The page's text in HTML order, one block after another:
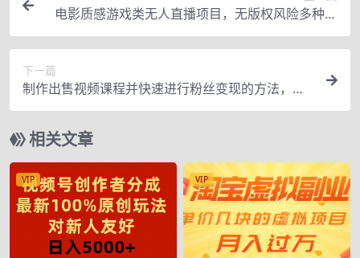
电影质感游戏类无人直播项目，无版权风险多种盈
利方式
下一篇
制作出售视频课程并快速进行粉丝变现的方法，轻
松获利5w
相关文章
VIP VIP